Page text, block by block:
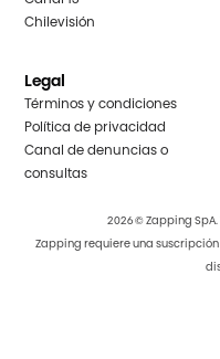
Chilevisión
Legal
Términos y condiciones
Política de privacidad
Canal de denuncias o
consultas
2026 © Zapping
Zapping requiere una suscripción